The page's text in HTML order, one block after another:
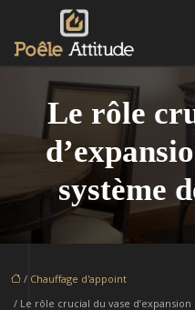
Le rôle
système
/ Chauffage d'appoint
/ Le rôle crucial du vase